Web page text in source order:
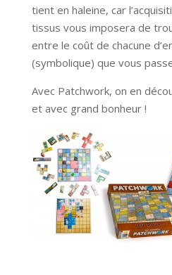
tient en haleine, car
tissus vous imposera de
entre le coût de chacune
(symbolique) que vous
Avec Patchwork, on en
et avec grand bonheur !